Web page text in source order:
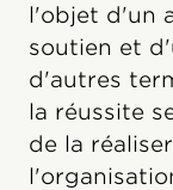
l'objet d'un
soutien et
d'autres
la réussite
de la